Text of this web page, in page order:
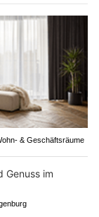
& Geschäftsräume